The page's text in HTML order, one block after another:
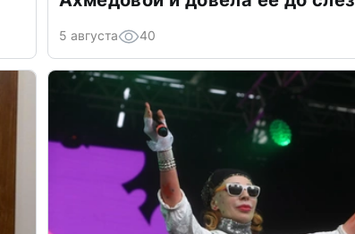
5 августа 40